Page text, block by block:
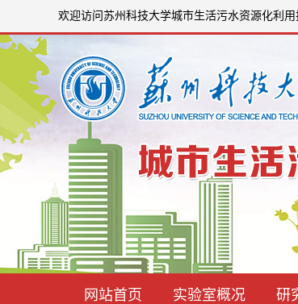
欢迎访问苏州科技大学城市生活污水资源化利用
网站首页 实验室概况 研